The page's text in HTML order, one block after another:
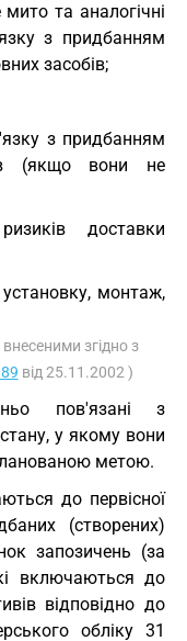
та аналогічні
з придбанням
засобів;
з придбанням
(якщо вони не
доставки
монтаж,
згідно з
від 25.11.2002 )
пов'язані з
у якому вони
метою.
до первісної
(створених)
запозичень (за
включаються до
відповідно до
обліку 31